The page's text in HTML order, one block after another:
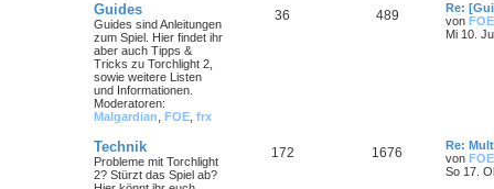
Guides
Guides sind Anleitungen
zum Spiel. Hier findet ihr
aber auch Tipps &
Tricks zu Torchlight 2,
sowie weitere Listen
und Informationen.
Moderatoren:
Malgardian FOE frx
36 489
Re:
von FOE
Mi 10.
Technik
Probleme mit Torchlight
2? Stürzt das Spiel ab?
172 1676
Re:
von FOE
So 17.